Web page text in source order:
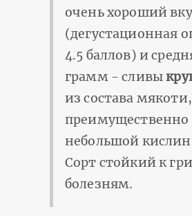
очень хороший
(дегустационная
4.5 баллов) и
грамм - сливы
из состава
преимущественно
небольшой
Сорт стойкий к
болезням.